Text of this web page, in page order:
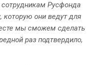
Русфонда
которую они ведут для
мы сможем сделать
раз подтвердило,